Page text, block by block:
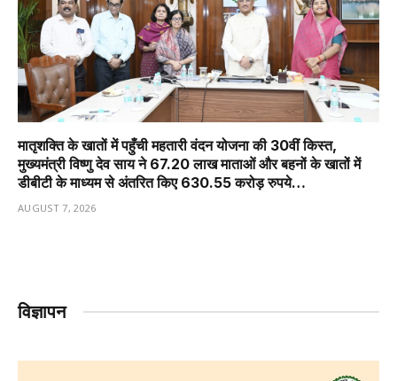
मातृशक्ति के खातों में पहुँची महतारी वंदन योजना की 30वीं किस्त,
मुख्यमंत्री विष्णु देव साय ने 67.20 लाख माताओं और बहनों के खातों में
डीबीटी के माध्यम से अंतरित किए 630.55 करोड़ रुपये…
AUGUST 7, 2026
विज्ञापन